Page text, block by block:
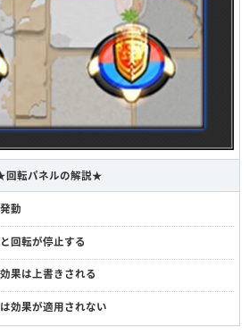
回転パネルの解説★
動
回転が停止する
果は上書きされる
効果が適用されない